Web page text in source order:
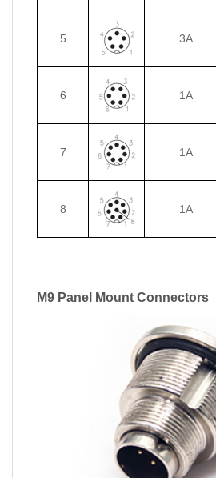
5 3A
6 1A
7 1A
8 1A
M9 Panel Mount Connectors